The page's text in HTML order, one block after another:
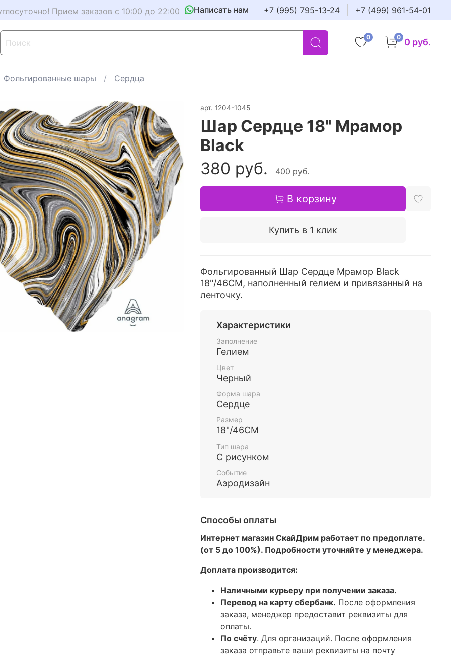
Прием заказов с 10:00 до 22:00 Написать нам +7 (995) 795-13-24 +7 (499) 961-54-01
0 0 0 руб.
Фольгированные шары Сердца
арт. 1204-1045
Шар Сердце 18" Мрамор
Black
380 руб.
400 руб.
В корзину
Купить в 1 клик
Фольгированный Шар Сердце Мрамор Black
18"/46CM, наполненный гелием и привязанный на
ленточку.
Характеристики
Заполнение
Гелием
Цвет
Черный
Форма шара
Сердце
Размер
18"/46СМ
Тип шара
С рисунком
Событие
Аэродизайн
Способы оплаты
Интернет магазин СкайДрим работает по предоплате.
(от 5 до 100%). Подробности уточняйте у менеджера.
Доплата производится:
Наличными курьеру при получении заказа.
Перевод на карту сбербанк. После оформления
заказа, менеджер предоставит реквизиты для
оплаты.
По счёту. Для организаций. После оформления
заказа отправьте ваши реквизиты на почту